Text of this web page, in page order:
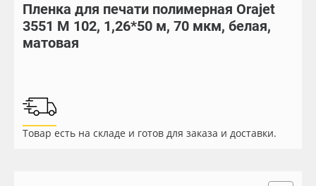
Каталог
Orafol
Доставка
Весь каталог
Рулонные материалы
Листовые материалы
Пленка для печати полимерная Orajet
3551 M 102, 1,26*50 м, 70 мкм, белая,
матовая
Товар есть на складе и готов для заказа и доставки.